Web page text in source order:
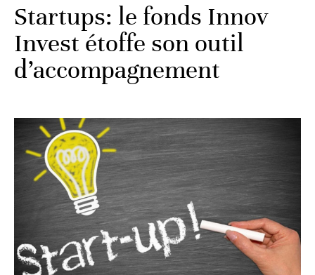
Startups: le fonds Innov
Invest étoffe son outil
d’accompagnement